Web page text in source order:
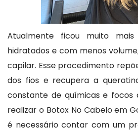
Atualmente ficou muito
hidratados e com menos
capilar. Esse procedimento
dos fios e recupera a
constante de químicas e focos
realizar o Botox No Cabelo em
é necessário contar com um